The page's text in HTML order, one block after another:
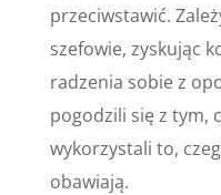
przeciwstawić.
szefowie, zyskując
radzenia sobie z
pogodzili się z tym,
wykorzystali to,
obawiają.